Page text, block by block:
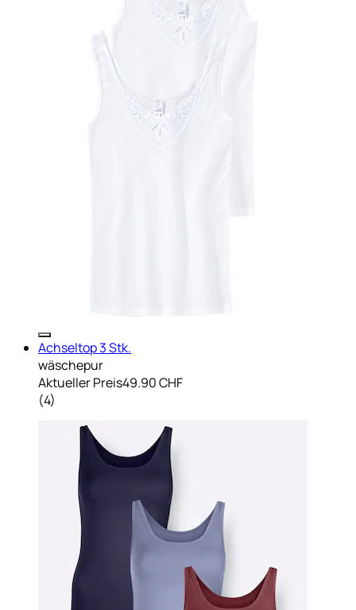
Achseltop 3 Stk.
wäschepur
Aktueller Preis49.90 CHF
(4)